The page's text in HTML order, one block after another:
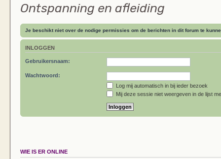
Ontspanning en afleiding
Je beschikt niet over de nodige permissies om de berichten in dit forum te
INLOGGEN
Gebruikersnaam:
Wachtwoord:
Log mij automatisch in bij ieder bezoek
Mij deze sessie niet weergeven in de lijst
WIE IS ER ONLINE